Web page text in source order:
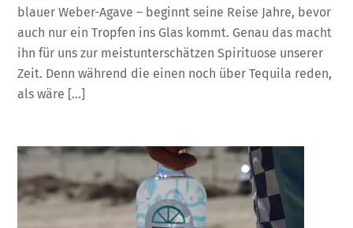
blauer Weber-Agave – beginnt seine Reise Jahre, bevor
auch nur ein Tropfen ins Glas kommt. Genau das macht
ihn für uns zur meistunterschätzen Spirituose unserer
Zeit. Denn während die einen noch über Tequila reden,
als wäre […]